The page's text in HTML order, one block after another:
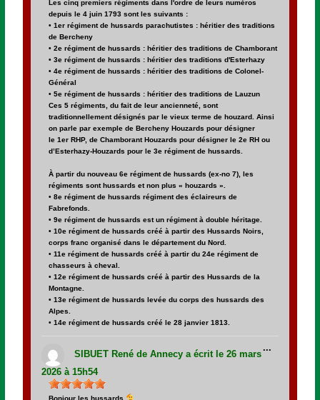
Les cinq premiers régiments dans l'ordre de leurs numéros
depuis le 4 juin 1793 sont les suivants :
• 1er régiment de hussards parachutistes : héritier des traditions
de Bercheny
• 2e régiment de hussards : héritier des traditions de Chamborant
• 3e régiment de hussards : héritier des traditions d'Esterhazy
• 4e régiment de hussards : héritier des traditions de Colonel-
Général
• 5e régiment de hussards : héritier des traditions de Lauzun
Ces 5 régiments, du fait de leur ancienneté, sont
traditionnellement désignés par le vieux terme de houzard. Ainsi
on parle par exemple de Bercheny Houzards pour désigner
le 1er RHP, de Chamborant Houzards pour désigner le 2e RH ou
d’Esterhazy-Houzards pour le 3e régiment de hussards.
À partir du nouveau 6e régiment de hussards (ex-no 7), les
régiments sont hussards et non plus « houzards ».
• 8e régiment de hussards régiment des éclaireurs de
Fabrefonds.
• 9e régiment de hussards est un régiment à double héritage.
• 10e régiment de hussards créé à partir des Hussards Noirs,
corps franc organisé dans le département du Nord.
• 11e régiment de hussards créé à partir du 24e régiment de
chasseurs à cheval.
• 12e régiment de hussards créé à partir des Hussards de la
Montagne.
• 13e régiment de hussards levée du corps des hussards des
Alpes.
• 14e régiment de hussards créé le 28 janvier 1813.
SIBUET Renéde Annecy a écrit le 26 mars
2026 à 15h54
Bonjour les hussards
...cette